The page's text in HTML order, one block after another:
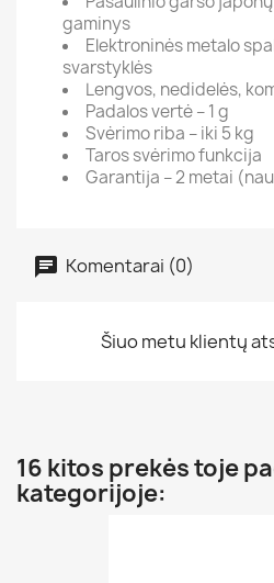
gaminys
Elektroninės metalo
svarstyklės
Lengvos, nedidelės,
Padalos vertė – 1 g
Svėrimo riba – iki 5 kg
Taros svėrimo funkcija
Garantija – 2 metai
Komentarai (0)
Šiuo metu klientų
16 kitos prekės toje
kategorijoje: